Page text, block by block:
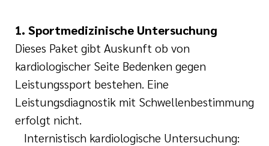
1. Sportmedizinische Untersuchung
Dieses Paket gibt Auskunft ob von
kardiologischer Seite Bedenken gegen
Leistungssport bestehen. Eine
Leistungsdiagnostik mit Schwellenbestimmung
erfolgt nicht.
Internistisch kardiologische Untersuchung: